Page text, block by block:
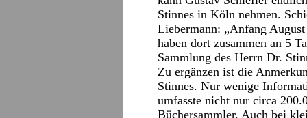
Stinnes in Köln nehmen.
Liebermann: „Anfang
haben dort zusammen an 5
Sammlung des Herrn Dr.
Zu ergänzen ist die
Stinnes. Nur wenige
umfasste nicht nur circa
Büchersammler. Auch bei